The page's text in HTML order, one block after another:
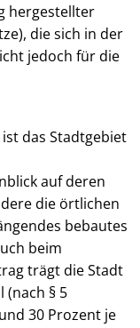
hergestellter
die sich in der
jedoch für die
das Stadtgebiet
auf deren
die örtlichen
bebautes
beim
trägt die Stadt
(nach § 5
30 Prozent je